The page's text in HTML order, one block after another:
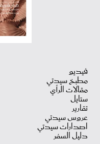
فيديو
مطبخ سيدتي
مقالات الرأي
ستايل
تقارير
عروس سيدتي
اصدارات سيدتي
دليل السفر